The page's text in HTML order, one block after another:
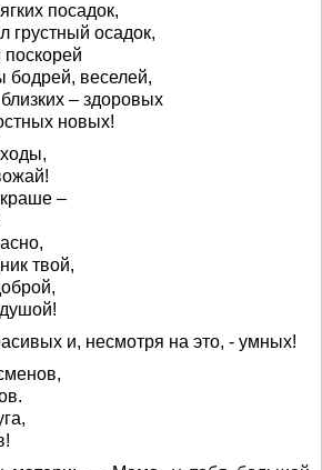
посадок,
грустный осадок,
поскорей
бодрей, веселей,
– здоровых
новых!
–
твой,
и, несмотря на это, - умных!